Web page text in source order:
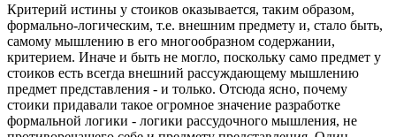
Критерий истины у стоиков оказывается, таким образом,
формально-логическим, т.е. внешним предмету и, стало быть,
самому мышлению в его многообразном содержании,
критерием. Иначе и быть не могло, поскольку само предмет у
стоиков есть всегда внешний рассуждающему мышлению
предмет представления - и только. Отсюда ясно, почему
стоики придавали такое огромное значение разработке
формальной логики - логики рассудочного мышления, не